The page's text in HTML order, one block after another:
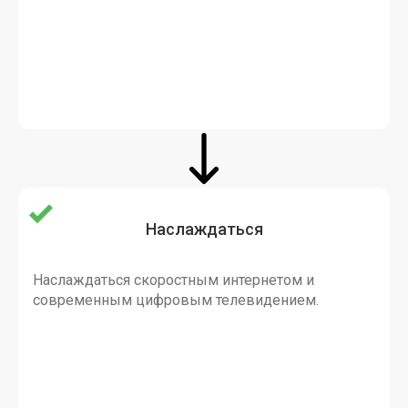
Наслаждаться
Наслаждаться скоростным интернетом и
современным цифровым телевидением.